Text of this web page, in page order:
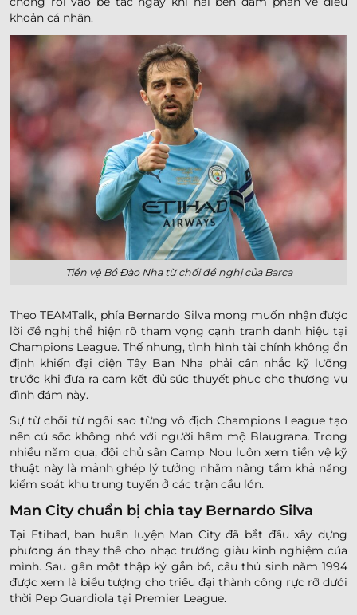
khoản cá nhân.
Tiền vệ Bồ Đào Nha từ chối đề nghị của Barca
Theo TEAMTalk, phía Bernardo Silva mong muốn nhận được
lời đề nghị thể hiện rõ tham vọng cạnh tranh danh hiệu tại
Champions League. Thế nhưng, tình hình tài chính không ổn
định khiến đại diện Tây Ban Nha phải cân nhắc kỹ lưỡng
trước khi đưa ra cam kết đủ sức thuyết phục cho thương vụ
đình đám này.
Sự từ chối từ ngôi sao từng vô địch Champions League tạo
nên cú sốc không nhỏ với người hâm mộ Blaugrana. Trong
nhiều năm qua, đội chủ sân Camp Nou luôn xem tiền vệ kỹ
thuật này là mảnh ghép lý tưởng nhằm nâng tầm khả năng
kiểm soát khu trung tuyến ở các trận cầu lớn.
Man City chuẩn bị chia tay Bernardo Silva
Tại Etihad, ban huấn luyện Man City đã bắt đầu xây dựng
phương án thay thế cho nhạc trưởng giàu kinh nghiệm của
mình. Sau gần một thập kỷ gắn bó, cầu thủ sinh năm 1994
được xem là biểu tượng cho triều đại thành công rực rỡ dưới
thời Pep Guardiola tại Premier League.